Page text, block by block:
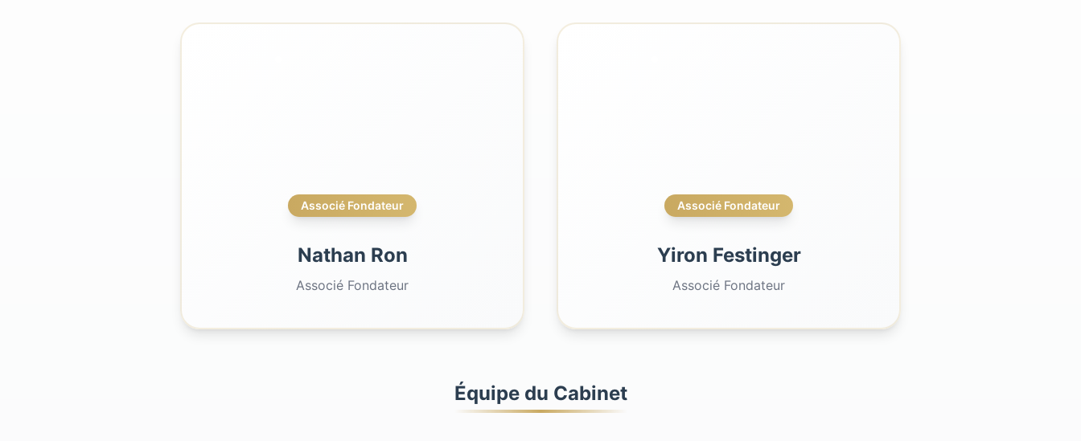
Associé Fondateur
Nathan Ron
Associé Fondateur
Associé Fondateur
Yiron Festinger
Associé Fondateur
Équipe du Cabinet